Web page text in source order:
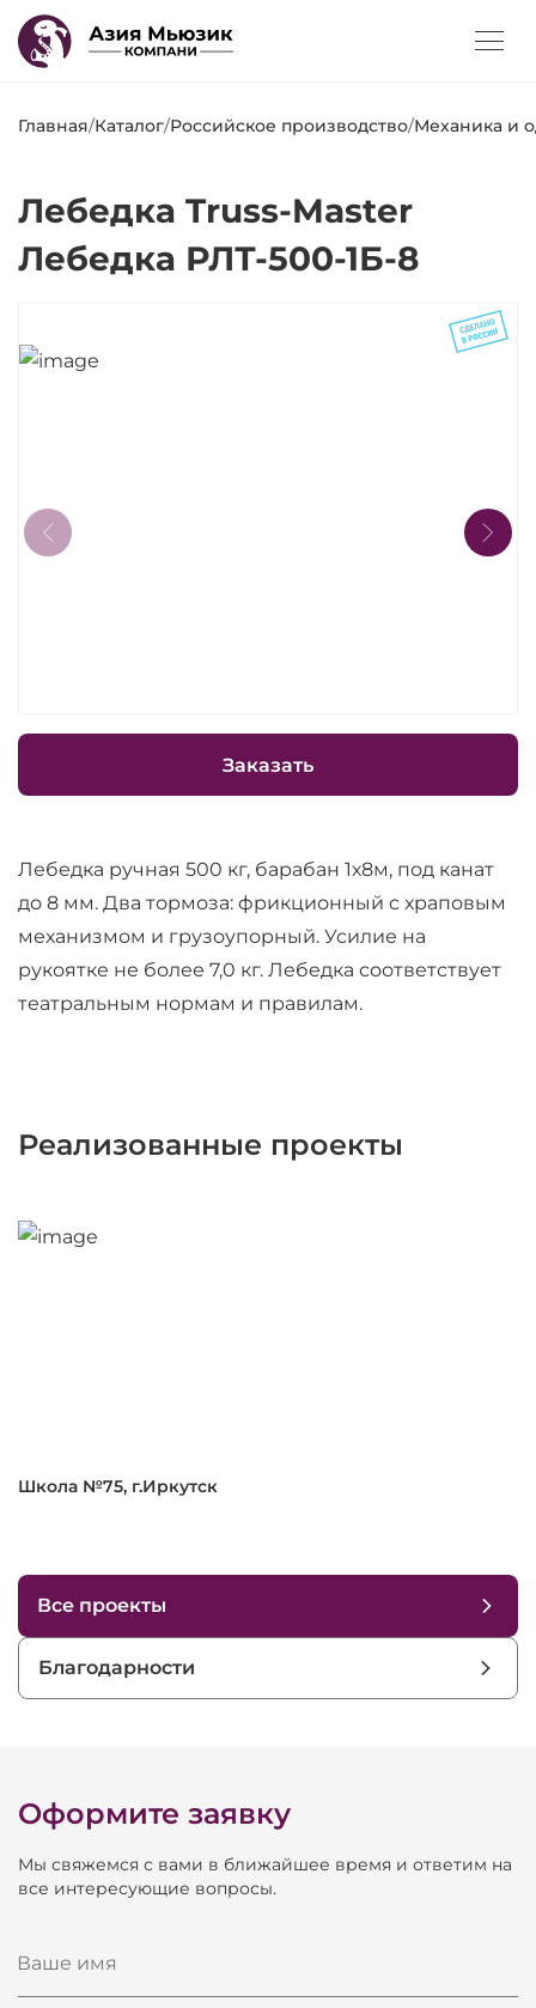
Главная/Каталог/Российское производство/Механика и
Лебедка Truss-Master
Лебедка РЛТ-500-1Б-8
Заказать
Лебедка ручная 500 кг, барабан 1х8м, под канат
до 8 мм. Два тормоза: фрикционный с храповым
механизмом и грузоупорный. Усилие на
рукоятке не более 7,0 кг. Лебедка соответствует
театральным нормам и правилам.
Реализованные проекты
Школа №75, г.Иркутск
Все проекты
Благодарности
Оформите заявку
Мы свяжемся с вами в ближайшее время и ответим на
все интересующие вопросы.
Ваше имя